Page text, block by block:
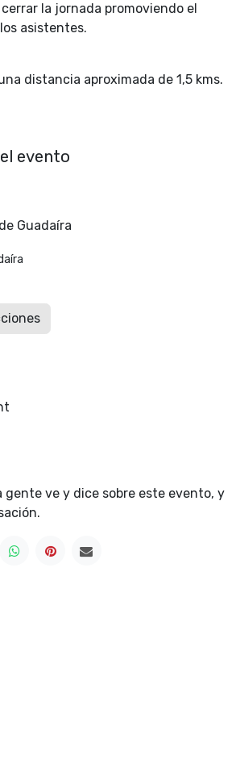
la jornada promoviendo el
asistentes.
distancia aproximada de 1,5 kms.
evento
Guadaíra
gente ve y dice sobre este evento, y